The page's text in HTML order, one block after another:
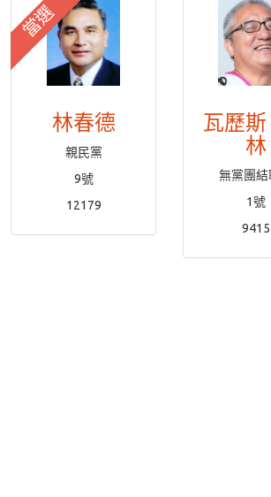
當選
林春德
親民黨
9號
12179
瓦歷斯
林
無黨團結
1號
9415